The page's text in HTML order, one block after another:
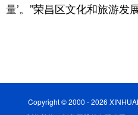
量’。”荣昌区文化和旅游发
Copyright © 2000 - 2026